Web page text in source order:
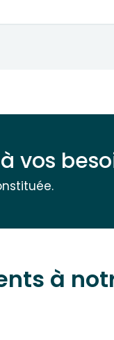
vos
à